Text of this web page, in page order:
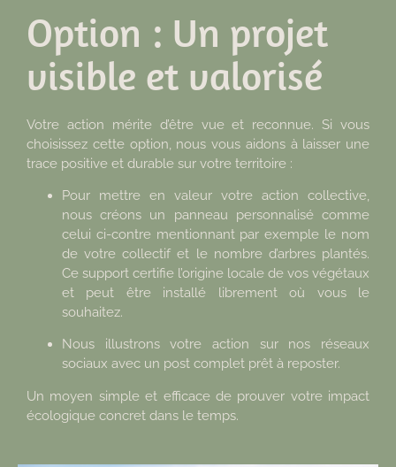
Option : Un projet
visible et valorisé
Votre action mérite d’être vue et reconnue. Si vous
choisissez cette option, nous vous aidons à laisser une
trace positive et durable sur votre territoire :
Pour mettre en valeur votre action collective,
nous créons un panneau personnalisé comme
celui ci-contre mentionnant par exemple le nom
de votre collectif et le nombre d’arbres plantés.
Ce support certifie l’origine locale de vos végétaux
et peut être installé librement où vous le
souhaitez.
Nous illustrons votre action sur nos réseaux
sociaux avec un post complet prêt à reposter.
Un moyen simple et efficace de prouver votre impact
écologique concret dans le temps.